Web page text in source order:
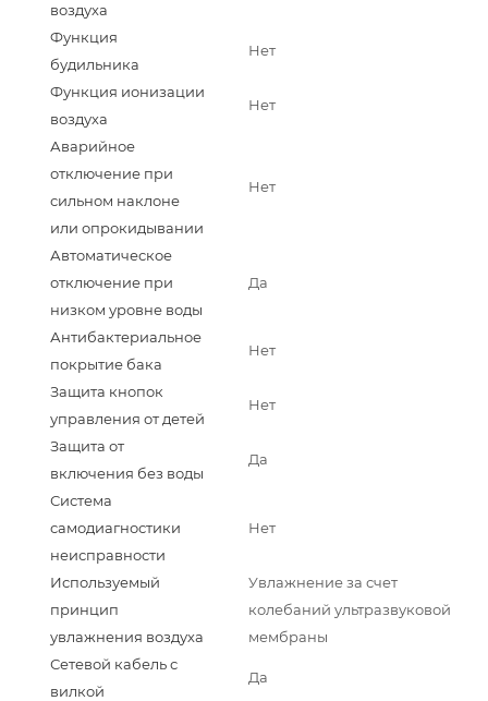
воздуха
Функция
будильника
Нет
Функция ионизации
воздуха
Нет
Аварийное
отключение при
сильном наклоне
или опрокидывании
Нет
Автоматическое
отключение при
низком уровне воды
Да
Антибактериальное
покрытие бака
Нет
Защита кнопок
управления от детей
Нет
Защита от
включения без воды
Да
Система
самодиагностики
неисправности
Нет
Используемый
принцип
увлажнения воздуха
Увлажнение за счет
колебаний ультразвуковой
мембраны
Сетевой кабель с
вилкой
Да